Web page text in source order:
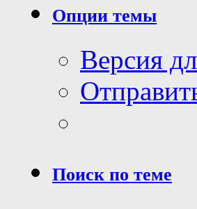
Опции темы
Версия
Поиск по теме